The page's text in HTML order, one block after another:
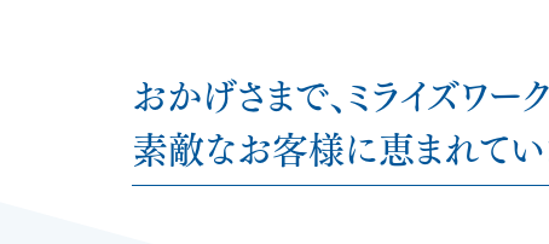
おかげさまで、ミライズワー
素敵なお客様に恵まれてい